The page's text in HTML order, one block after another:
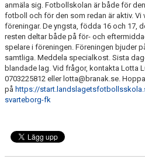
anmäla sig. Fotbollskolan är både för
fotboll och för den som redan är aktiv. Vi
föreningar. De yngsta, födda 16 och 17,
resten deltar både på för- och
spelare i föreningen. Föreningen bjuder
samtliga. Meddela specialkost. Sista
blandade lag. Vid frågor, kontakta Lotta
0703225812 eller lotta@branak.se.
på https://
svarteborg-fk